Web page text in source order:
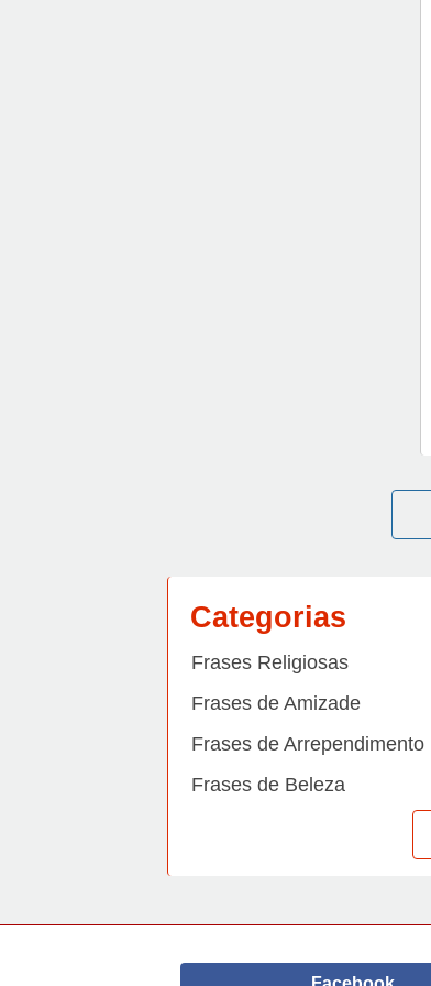
Categorias
Frases Religiosas
Frases de Amizade
Frases de Arrependimento
Frases de Beleza